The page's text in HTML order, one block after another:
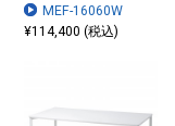
MEF-16060W
¥114,400 (税込)